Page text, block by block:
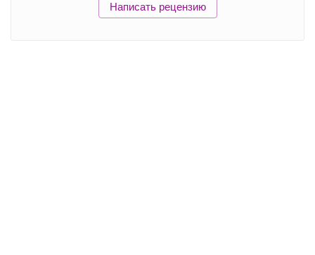
Написать рецензию